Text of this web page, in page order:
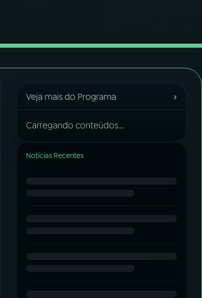
Veja mais do Programa ›
Carregando conteúdos...
Notícias Recentes